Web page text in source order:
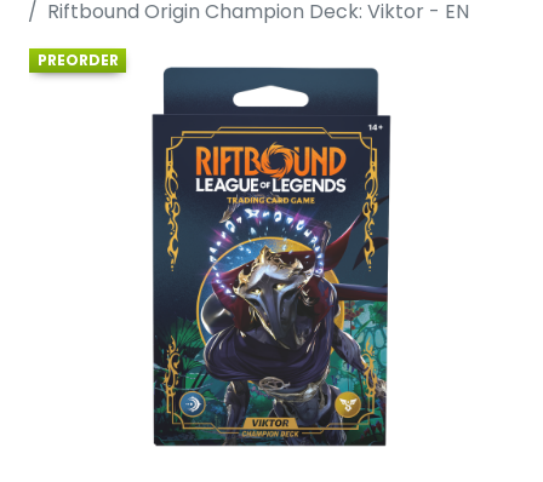
Riftbound Origin Champion Deck: Viktor - EN
PREORDER